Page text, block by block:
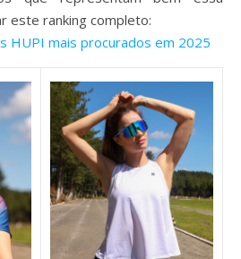
este ranking completo:
HUPI mais procurados em 2025